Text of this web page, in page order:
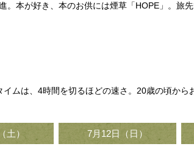
本が好き、本のお供には煙草「HOPE」。旅
ムは、4時間を切るほどの速さ。20歳の頃か
土） 7月12日（日）